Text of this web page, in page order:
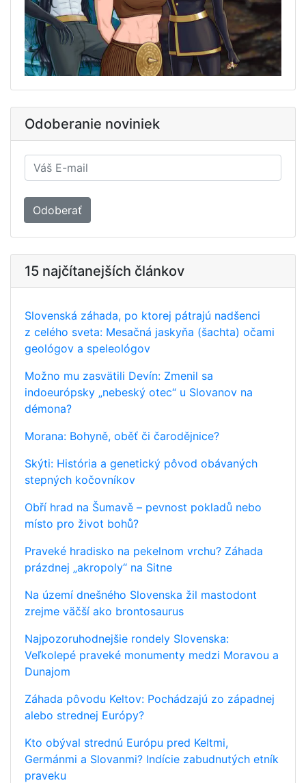
Odoberanie noviniek
Odoberať
15 najčítanejších článkov
Slovenská záhada, po ktorej pátrajú nadšenci
z celého sveta: Mesačná jaskyňa (šachta) očami
geológov a speleológov
Možno mu zasvätili Devín: Zmenil sa
indoeurópsky „nebeský otec“ u Slovanov na
démona?
Morana: Bohyně, oběť či čarodějnice?
Skýti: História a genetický pôvod obávaných
stepných kočovníkov
Obří hrad na Šumavě – pevnost pokladů nebo
místo pro život bohů?
Praveké hradisko na pekelnom vrchu? Záhada
prázdnej „akropoly“ na Sitne
Na území dnešného Slovenska žil mastodont
zrejme väčší ako brontosaurus
Najpozoruhodnejšie rondely Slovenska:
Veľkolepé praveké monumenty medzi Moravou a
Dunajom
Záhada pôvodu Keltov: Pochádzajú zo západnej
alebo strednej Európy?
Kto obýval strednú Európu pred Keltmi,
Germánmi a Slovanmi? Indície zabudnutých etník
praveku